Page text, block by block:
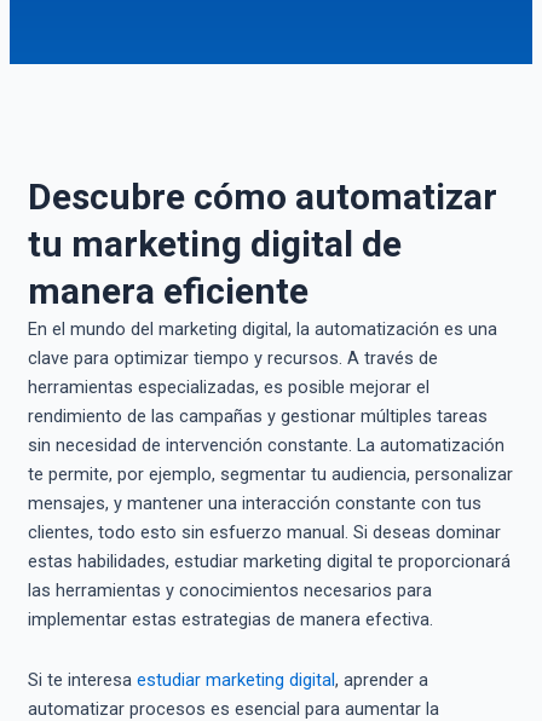
Descubre cómo automatizar
tu marketing digital de
manera eficiente
En el mundo del marketing digital, la automatización es una
clave para optimizar tiempo y recursos. A través de
herramientas especializadas, es posible mejorar el
rendimiento de las campañas y gestionar múltiples tareas
sin necesidad de intervención constante. La automatización
te permite, por ejemplo, segmentar tu audiencia, personalizar
mensajes, y mantener una interacción constante con tus
clientes, todo esto sin esfuerzo manual. Si deseas dominar
estas habilidades, estudiar marketing digital te proporcionará
las herramientas y conocimientos necesarios para
implementar estas estrategias de manera efectiva.
Si te interesa estudiar marketing digital, aprender a
automatizar procesos es esencial para aumentar la